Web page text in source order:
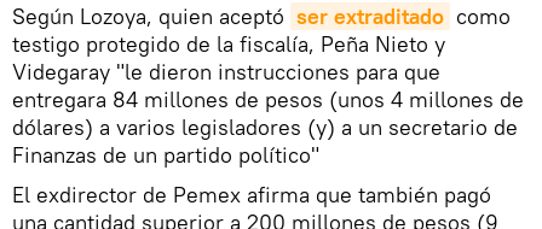
Según Lozoya, quien aceptó ser extraditado como
testigo protegido de la fiscalía, Peña Nieto y
Videgaray "le dieron instrucciones para que
entregara 84 millones de pesos (unos 4 millones de
dólares) a varios legisladores (y) a un secretario de
Finanzas de un partido político"
El exdirector de Pemex afirma que también pagó
una cantidad superior a 200 millones de pesos (9